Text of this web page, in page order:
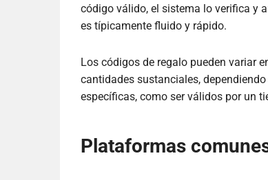
código válido, el sistema lo verifica y
es típicamente fluido y rápido.
Los códigos de regalo pueden variar
cantidades sustanciales,
específicas, como ser válidos por un
Plataformas